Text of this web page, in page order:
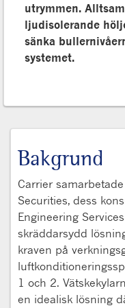
utrymmen.
ljudisolerande
sänka
systemet.
Bakgrund
Carrier
Securities, dess
Engineering
skräddarsydd
kraven på
1 och 2.
en idealisk lösning